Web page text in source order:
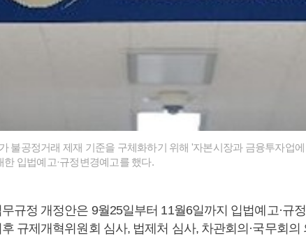
불공정거래 제재 기준을 구체화하기 위해 '자본시장과 금융투자업
한 입법예고·규정변경예고를 했다.
규정 개정안은 9월25일부터 11월6일까지 입법예고·규
규제개혁위원회 심사, 법제처 심사, 차관회의·국무회의